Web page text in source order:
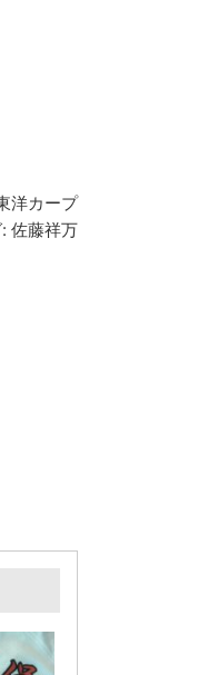
洋カープ
佐藤祥万